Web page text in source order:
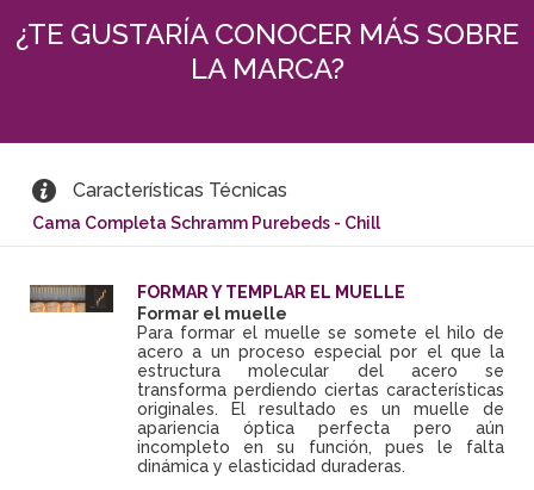
¿TE GUSTARÍA CONOCER MÁS SOBRE
LA MARCA?
Características Técnicas
Cama Completa Schramm Purebeds - Chill
FORMAR Y TEMPLAR EL MUELLE
Formar el muelle
Para formar el muelle se somete el hilo de
acero a un proceso especial por el que la
estructura molecular del acero se
transforma perdiendo ciertas características
originales. El resultado es un muelle de
apariencia óptica perfecta pero aún
incompleto en su función, pues le falta
dinámica y elasticidad duraderas.